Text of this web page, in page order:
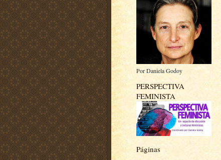
Por Daniela Godoy
PERSPECTIVA
FEMINISTA
Páginas